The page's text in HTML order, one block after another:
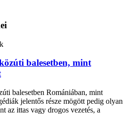
balesetben, mint
balesetben Romániában, mint
jelentős része mögött pedig olyan
az ittas vagy drogos vezetés, a